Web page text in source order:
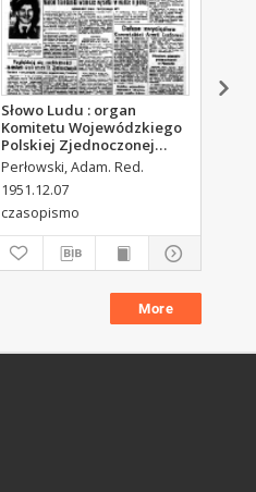
Słowo Ludu : organ
Komitetu Wojewódzkiego
Polskiej Zjednoczonej
Partii Robotniczej, 1951,
R.3, nr 316
Perłowski, Adam. Red.
1951.12.07
czasopismo
More